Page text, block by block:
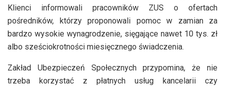
Klienci informowali pracowników ZUS o ofertach
pośredników, którzy proponowali pomoc w zamian za
bardzo wysokie wynagrodzenie, sięgające nawet 10 tys. zł
albo sześciokrotności miesięcznego świadczenia.
Zakład Ubezpieczeń Społecznych przypomina, że nie
trzeba korzystać z płatnych usług kancelarii czy